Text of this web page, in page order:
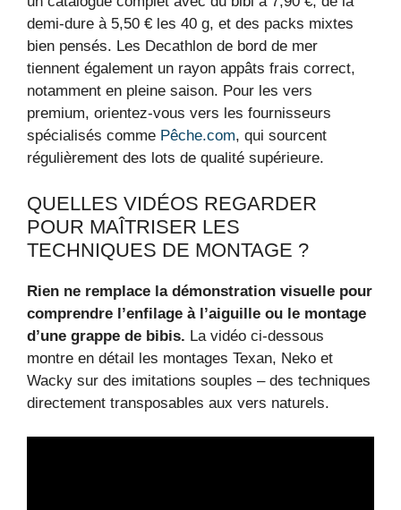
demi-dure à 5,50 € les 40 g, et des packs mixtes
bien pensés. Les Decathlon de bord de mer
tiennent également un rayon appâts frais correct,
notamment en pleine saison. Pour les vers
premium, orientez-vous vers les fournisseurs
spécialisés comme Pêche.com, qui sourcent
régulièrement des lots de qualité supérieure.
QUELLES VIDÉOS REGARDER
POUR MAÎTRISER LES
TECHNIQUES DE MONTAGE ?
Rien ne remplace la démonstration visuelle pour
comprendre l’enfilage à l’aiguille ou le montage
d’une grappe de bibis. La vidéo ci-dessous
montre en détail les montages Texan, Neko et
Wacky sur des imitations souples – des techniques
directement transposables aux vers naturels.